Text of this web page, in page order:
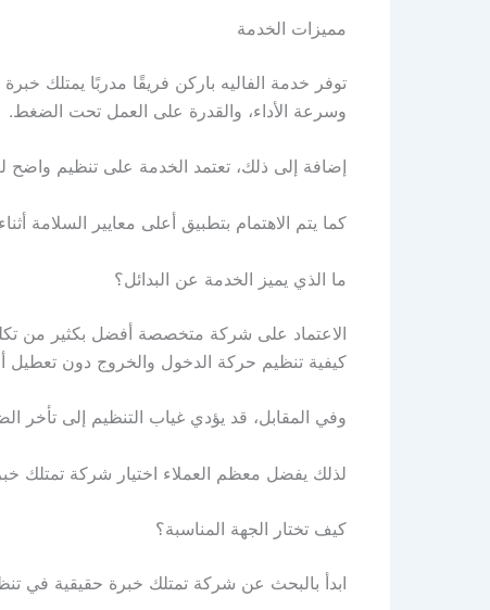
مميزات الخدمة
توفر خدمة الفاليه باركن فريقًا مدربًا يمتلك
وسرعة الأداء، والقدرة على العمل تحت الضغط.
إضافة إلى ذلك، تعتمد الخدمة على تنظيم واضح
كما يتم الاهتمام بتطبيق أعلى معايير السلامة
ما الذي يميز الخدمة عن البدائل؟
الاعتماد على شركة متخصصة أفضل بكثير من
كيفية تنظيم حركة الدخول والخروج دون تعطيل
وفي المقابل، قد يؤدي غياب التنظيم إلى تأخر
لذلك يفضل معظم العملاء اختيار شركة تمتلك
كيف تختار الجهة المناسبة؟
ابدأ بالبحث عن شركة تمتلك خبرة حقيقية في